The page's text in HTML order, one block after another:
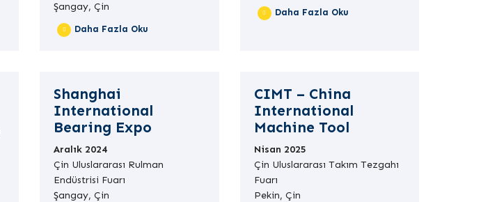
Şangay, Çin
Daha Fazla Oku
Daha Fazla Oku
Shanghai
International
Bearing Expo
Aralık 2024
Çin Uluslararası Rulman
Endüstrisi Fuarı
Şangay, Çin
CIMT – China
International
Machine Tool
Nisan 2025
Çin Uluslararası Takım Tezgahı
Fuarı
Pekin, Çin